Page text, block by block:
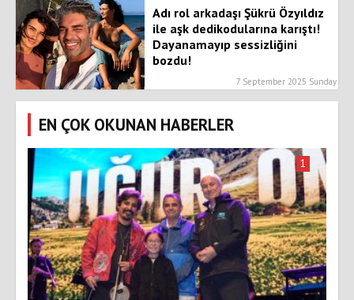
Adı rol arkadaşı Şükrü Özyıldız
ile aşk dedikodularına karıştı!
Dayanamayıp sessizliğini
bozdu!
7 September 2025 Sunday
EN ÇOK OKUNAN HABERLER
1